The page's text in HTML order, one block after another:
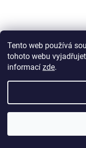
Tento web používá
tohoto webu
informací zde.